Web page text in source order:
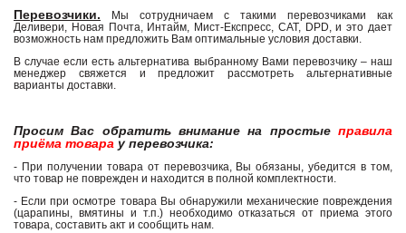
Перевозчики. Мы сотрудничаем с такими перевозчиками как
Деливери, Новая Почта, Интайм, Мист-Експресс, САТ, DPD, и это дает
возможность нам предложить Вам оптимальные условия доставки.
В случае если есть альтернатива выбранному Вами перевозчику – наш
менеджер свяжется и предложит рассмотреть альтернативные
варианты доставки.
Просим Вас обратить внимание на простые правила
приёма товара у перевозчика:
- При получении товара от перевозчика, Вы обязаны, убедится в том,
что товар не поврежден и находится в полной комплектности.
- Если при осмотре товара Вы обнаружили механические повреждения
(царапины, вмятины и т.п.) необходимо отказаться от приема этого
товара, составить акт и сообщить нам.